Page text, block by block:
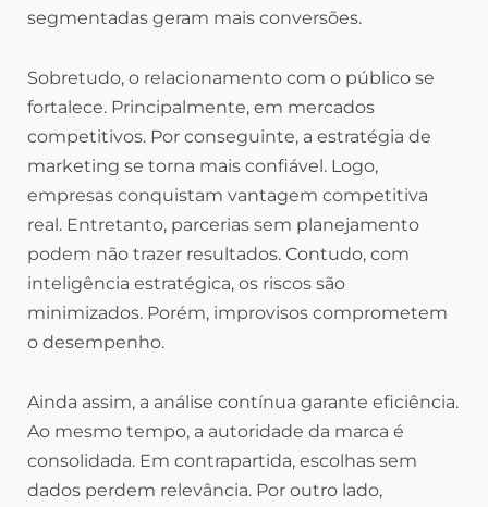
segmentadas geram mais conversões.
Sobretudo, o relacionamento com o público se
fortalece. Principalmente, em mercados
competitivos. Por conseguinte, a estratégia de
marketing se torna mais confiável. Logo,
empresas conquistam vantagem competitiva
real. Entretanto, parcerias sem planejamento
podem não trazer resultados. Contudo, com
inteligência estratégica, os riscos são
minimizados. Porém, improvisos comprometem
o desempenho.
Ainda assim, a análise contínua garante eficiência.
Ao mesmo tempo, a autoridade da marca é
consolidada. Em contrapartida, escolhas sem
dados perdem relevância. Por outro lado,